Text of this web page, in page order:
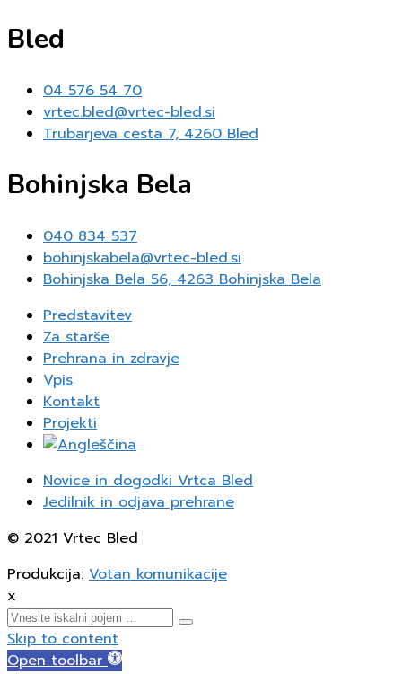
Bled
04 576 54 70
vrtec.bled@vrtec-bled.si
Trubarjeva cesta 7, 4260 Bled
Bohinjska Bela
040 834 537
bohinjskabela@vrtec-bled.si
Bohinjska Bela 56, 4263 Bohinjska Bela
Predstavitev
Za starše
Prehrana in zdravje
Vpis
Kontakt
Projekti
Novice in dogodki Vrtca Bled
Jedilnik in odjava prehrane
© 2021 Vrtec Bled
Produkcija: Votan komunikacije
x
Skip to content
Open toolbar